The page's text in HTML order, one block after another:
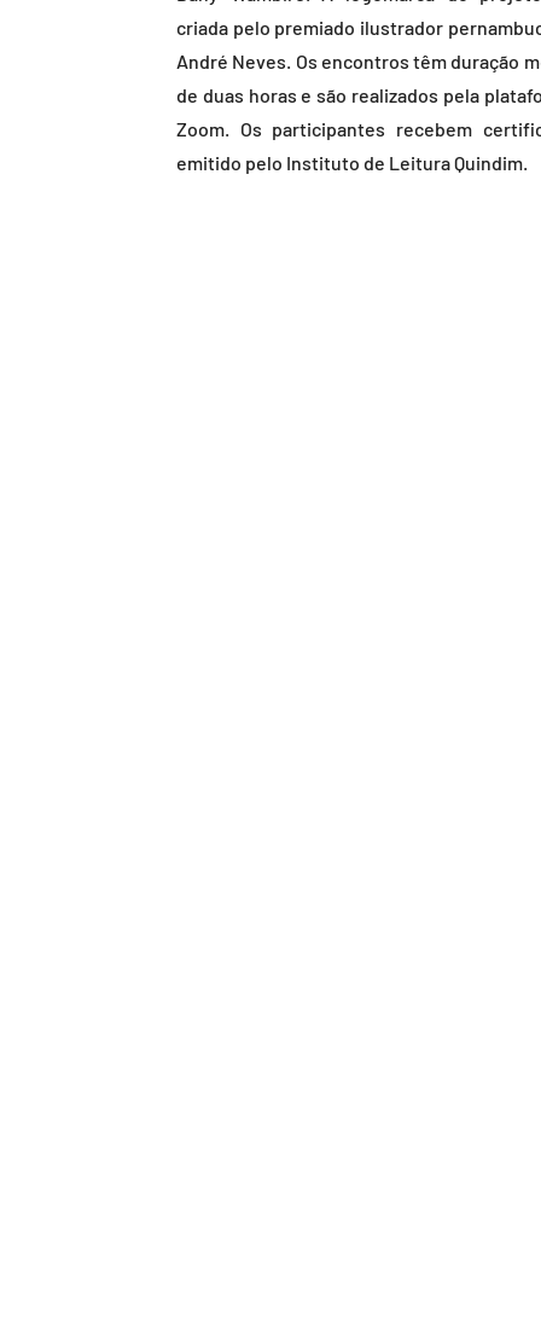
criada pelo premiado ilustrador
André Neves. Os encontros têm duração
de duas horas e são realizados pela
Zoom. Os participantes recebem
emitido pelo Instituto de Leitura Quindim.